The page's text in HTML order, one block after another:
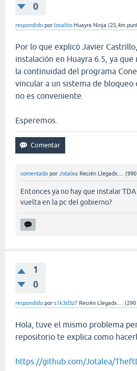
0
respondido por losalito Huayra Ninja (25,4m
Por lo que explicó Javier
instalación en Huayra 6.5, ya que
la continuidad del programa
vincular a un sistema de bloqueo
no es conveniente.
Esperemos.
comentado por Jotalea Recién Llegadx.... (990
Entonces ya no hay que instalar
vuelta en la pc del gobierno?
1
0
respondido por s1k3d3z7 Recién Llegadx.... (290
Hola, tuve el mismo problema
repositorio te explica como
https://github.com/Jotalea/